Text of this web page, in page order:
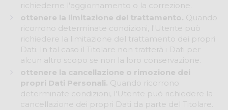
richiederne l'aggiornamento o la correzione.
ottenere la limitazione del trattamento. Quando
ricorrono determinate condizioni, l'Utente può
richiedere la limitazione del trattamento dei propri
Dati. In tal caso il Titolare non tratterà i Dati per
alcun altro scopo se non la loro conservazione.
ottenere la cancellazione o rimozione dei
propri Dati Personali. Quando ricorrono
determinate condizioni, l'Utente può richiedere la
cancellazione dei propri Dati da parte del Titolare.